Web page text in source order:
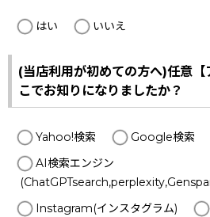
はい いいえ
(当店利用が初めての方へ)任意
こでお知りになりましたか？
Yahoo!検索 Google検索
AI検索エンジン
Instagram(インスタグラム)